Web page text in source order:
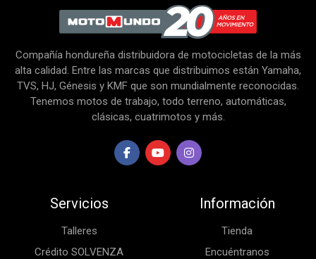
Compañía hondureña distribuidora de motocicletas de la más
alta calidad. Entre las marcas que distribuimos están Yamaha,
TVS, HJ, Génesis y KMF que son mundialmente reconocidas.
Tenemos motos de trabajo, todo terreno, automáticas,
clásicas, cuatrimotos y más.
Servicios
Talleres
Crédito SOLVENZA
Información
Tienda
Encuéntranos